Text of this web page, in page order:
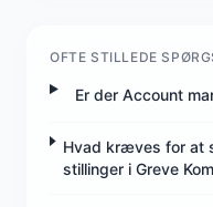
OFTE STILLEDE
Er der Account
Hvad kræves for at
stillinger i Greve